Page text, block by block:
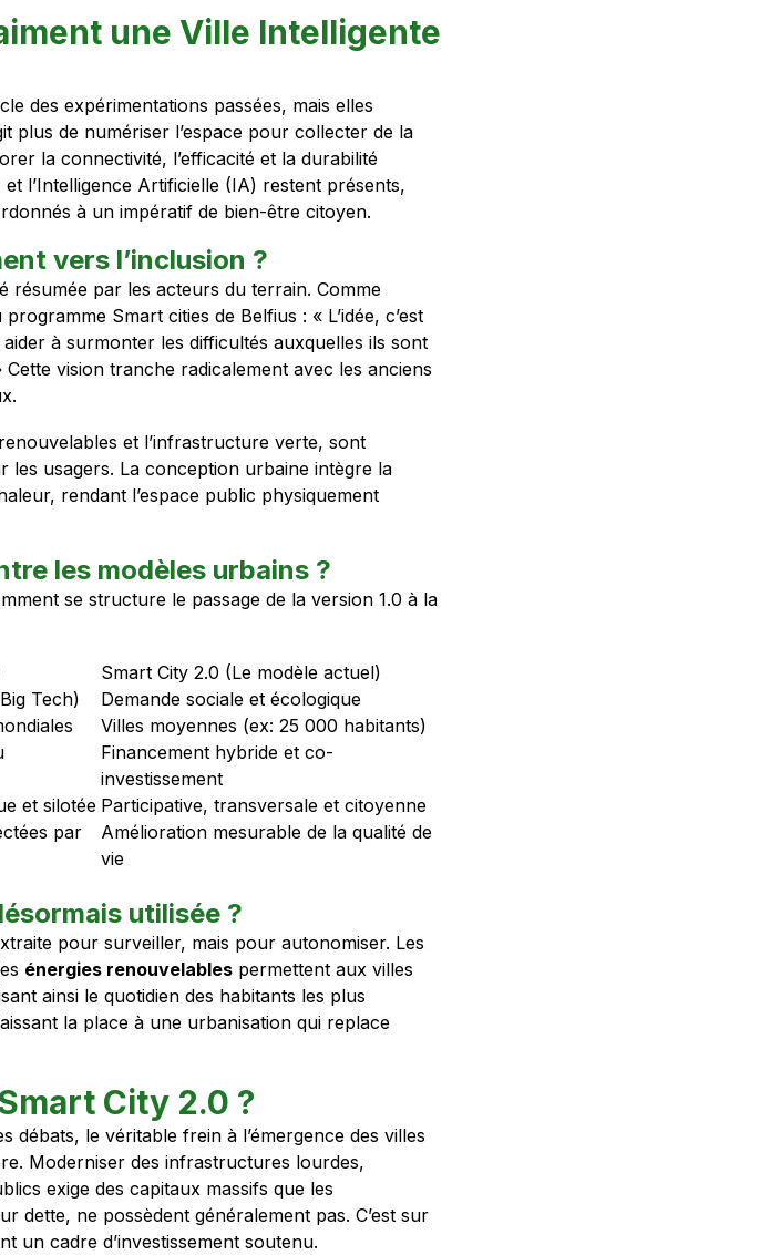
une Ville Intelligente
des expérimentations passées, mais elles
plus de numériser l’espace pour collecter de la
la connectivité, l’efficacité et la durabilité
l’Intelligence Artificielle (IA) restent présents,
à un impératif de bien-être citoyen.
vers l’inclusion ?
résumée par les acteurs du terrain. Comme
Smart cities de Belfius : « L’idée, c’est
à surmonter les difficultés auxquelles ils sont
vision tranche radicalement avec les anciens
et l’infrastructure verte, sont
les usagers. La conception urbaine intègre la
rendant l’espace public physiquement
les modèles urbains ?
se structure le passage de la version 1.0 à la
Smart City 2.0 (Le modèle actuel)
Tech)
Demande sociale et écologique
Villes moyennes (ex: 25 000 habitants)
Financement hybride et co-
investissement
et silotée Participative, transversale et citoyenne
par
Amélioration mesurable de la qualité de
vie
utilisée ?
pour surveiller, mais pour autonomiser. Les
énergies renouvelables permettent aux villes
ainsi le quotidien des habitants les plus
la place à une urbanisation qui replace
City 2.0 ?
débats, le véritable frein à l’émergence des villes
Moderniser des infrastructures lourdes,
exige des capitaux massifs que les
dette, ne possèdent généralement pas. C’est sur
un cadre d’investissement soutenu.